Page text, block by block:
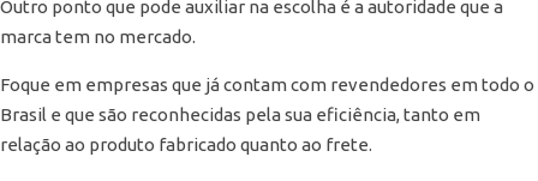
Outro ponto que pode auxiliar na escolha é a autoridade que a
marca tem no mercado.
Foque em empresas que já contam com revendedores em todo o
Brasil e que são reconhecidas pela sua eficiência, tanto em
relação ao produto fabricado quanto ao frete.